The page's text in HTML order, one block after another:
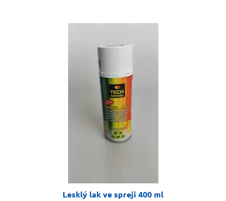
Lesklý lak ve spreji 400 ml